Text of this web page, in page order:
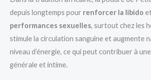
depuis longtemps pour renforcer la libido
performances sexuelles, surtout chez les
stimule la circulation sanguine et augmente
niveau d’énergie, ce qui peut contribuer à
générale et intime.